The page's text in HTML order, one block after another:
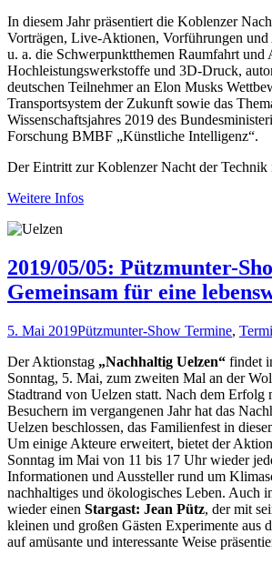
In diesem Jahr präsentiert die Koblenzer
Vorträgen, Live-Aktionen, Vorführungen und
u. a. die Schwerpunktthemen Raumfahrt und
Hochleistungswerkstoffe und 3D-Druck,
deutschen Teilnehmer an Elon Musks
Transportsystem der Zukunft sowie das
Wissenschaftsjahres 2019 des
Forschung BMBF „Künstliche Intelligenz“.
Der Eintritt zur Koblenzer Nacht der Technik
Weitere Infos
2019/05/05: Pützmunter-
Gemeinsam für eine
5. Mai 2019Pützmunter-Show Termine,
Der Aktionstag „Nachhaltig Uelzen“ findet
Sonntag, 5. Mai, zum zweiten Mal an der
Stadtrand von Uelzen statt. Nach dem Erfolg
Besuchern im vergangenen Jahr hat das
Uelzen beschlossen, das Familienfest in
Um einige Akteure erweitert, bietet der
Sonntag im Mai von 11 bis 17 Uhr wieder
Informationen und Aussteller rund um
nachhaltiges und ökologisches Leben. Auch
wieder einen Stargast: Jean Pütz, der mit
kleinen und großen Gästen Experimente aus
auf amüsante und interessante Weise